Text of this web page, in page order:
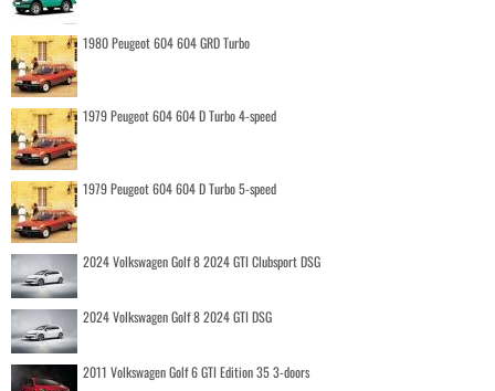
1980 Peugeot 604 604 GRD Turbo
1979 Peugeot 604 604 D Turbo 4-speed
1979 Peugeot 604 604 D Turbo 5-speed
2024 Volkswagen Golf 8 2024 GTI Clubsport DSG
2024 Volkswagen Golf 8 2024 GTI DSG
2011 Volkswagen Golf 6 GTI Edition 35 3-doors